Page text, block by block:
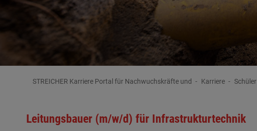
STREICHER Karriere Portal für Nachwuchskräfte und Karriere Schüler
Leitungsbauer (m/w/d) für Infrastrukturtechnik